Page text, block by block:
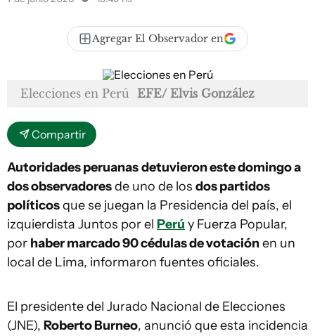
Agregar El Observador en
Elecciones en Perú EFE/ Elvis González
Compartir
Autoridades peruanasdetuvieron este domingo a
dos observadoresde uno de los dos partidos
políticosque se juegan la Presidencia del país, el
izquierdista Juntos por el Perú y Fuerza Popular,
por haber marcado 90 cédulas de votaciónen un
local de Lima, informaron fuentes oficiales.
El presidente del Jurado Nacional de Elecciones
(JNE), Roberto Burneo, anunció que esta incidencia